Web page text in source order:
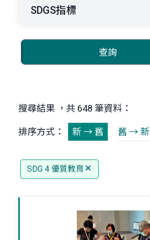
SDGS指標
查詢
搜尋結果 ，共 648 筆資料：
排序方式： 新 → 舊 舊 → 新
SDG 4 優質教育